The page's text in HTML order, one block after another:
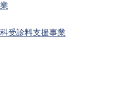
受診料支援事業